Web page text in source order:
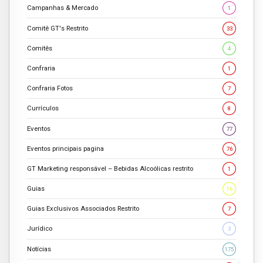
Campanhas & Mercado 1
Comitê GT's Restrito 33
Comitês 4
Confraria 1
Confraria Fotos 7
Currículos 8
Eventos 77
Eventos principais pagina 76
GT Marketing responsável – Bebidas Alcoólicas restrito 1
Guias 16
Guias Exclusivos Associados Restrito 7
Jurídico 3
Notícias 175